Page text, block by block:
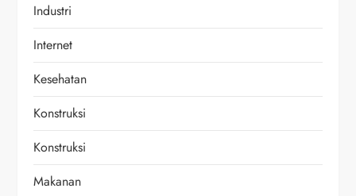
Industri
Internet
Kesehatan
Konstruksi
Konstruksi
Makanan